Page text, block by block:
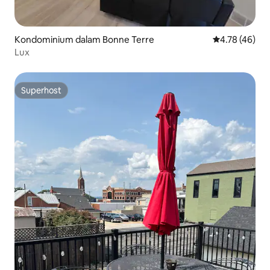
Kondominium dalam Bonne Terre Penarafan
4.78 (46)
Lux
Superhost
Superhost